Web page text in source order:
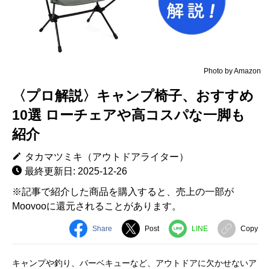
Photo by Amazon
〈プロ解説〉キャンプ椅子、おすすめ
10選 ローチェアや高コスパな一脚も
紹介
タカマツミキ（アウトドアライター）
最終更新日: 2025-12-26
※記事で紹介した商品を購入すると、売上の一部が
Moovooに還元されることがあります。
Share Post LINE Copy
キャンプや釣り、バーベキューなど、アウトドアに欠かせないア